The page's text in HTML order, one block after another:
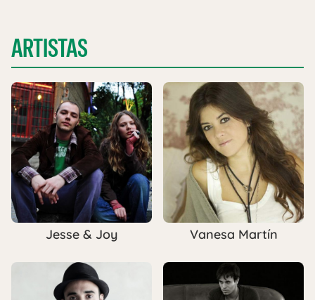
ARTISTAS
Jesse & Joy Vanesa Martín